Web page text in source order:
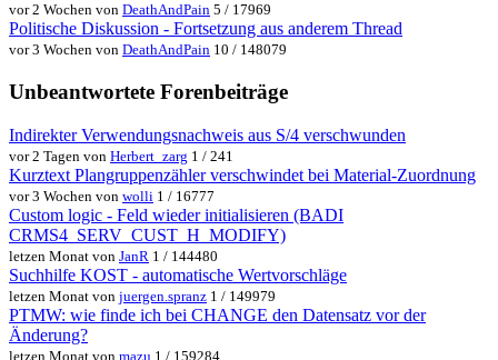
vor 2 Wochen von DeathAndPain 5 / 17969
Politische Diskussion - Fortsetzung aus anderem Thread
vor 3 Wochen von DeathAndPain 10 / 148079
Unbeantwortete Forenbeiträge
Indirekter Verwendungsnachweis aus S/4 verschwunden
vor 2 Tagen von Herbert_zarg 1 / 241
Kurztext Plangruppenzähler verschwindet bei Material-Zuordnung
vor 3 Wochen von wolli 1 / 16777
Custom logic - Feld wieder initialisieren (BADI
CRMS4_SERV_CUST_H_MODIFY)
letzen Monat von JanR 1 / 144480
Suchhilfe KOST - automatische Wertvorschläge
letzen Monat von juergen.spranz 1 / 149979
PTMW: wie finde ich bei CHANGE den Datensatz vor der
Änderung?
letzen Monat von mazu 1 / 159284